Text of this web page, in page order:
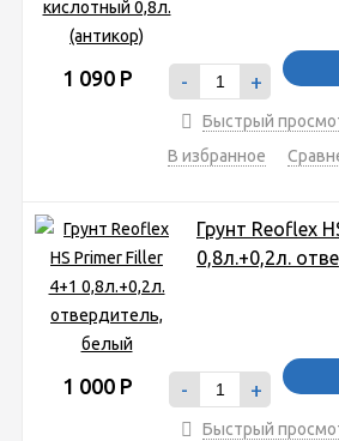
1 090 Р - +
Быстрый
В избранное
Грунт Reoflex
0,8л.+0,2л.
1 000 Р - +
Быстрый